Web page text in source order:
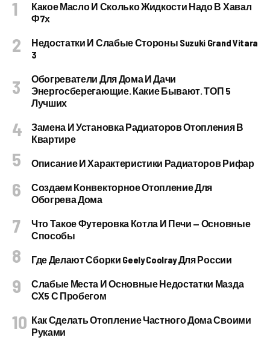
Какое Масло И Сколько Жидкости Надо В Хавал
Ф7х
Недостатки И Слабые Стороны Suzuki Grand Vitara
3
Обогреватели Для Дома И Дачи
Энергосберегающие. Какие Бывают. ТОП 5
Лучших
Замена И Установка Радиаторов Отопления В
Квартире
Описание И Характеристики Радиаторов Рифар
Создаем Конвекторное Отопление Для
Обогрева Дома
Что Такое Футеровка Котла И Печи — Основные
Способы
Где Делают Сборки Geely Coolray Для России
Слабые Места И Основные Недостатки Мазда
СХ5 С Пробегом
Как Сделать Отопление Частного Дома Своими
Руками